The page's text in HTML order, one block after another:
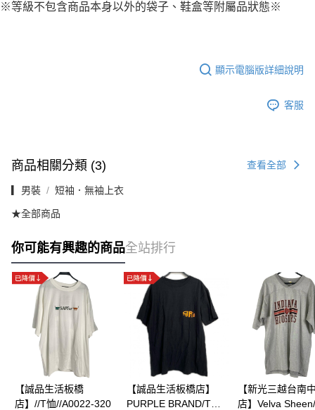
※等級不包含商品本身以外的袋子、鞋盒等附屬品狀態※
顯示電腦版詳細說明
客服
商品相關分類 (3) 查看全部
▎男裝 短袖．無袖上衣
★全部商品
你可能有興趣的商品全站排行
【誠品生活板橋
店】//T恤//A0022-320
【誠品生活板橋店】
PURPLE BRAND/T
【新光三越台南
店】Velva